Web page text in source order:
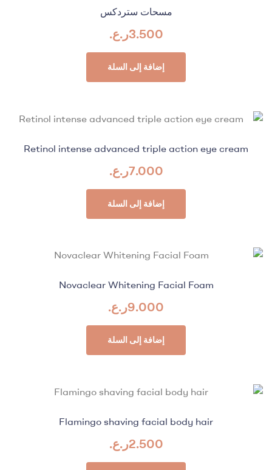
مسحات ستردكس
3.500ر.ع.
إضافة إلى السلة
Retinol intense advanced triple action eye cream
7.000ر.ع.
إضافة إلى السلة
Novaclear Whitening Facial Foam
9.000ر.ع.
إضافة إلى السلة
Flamingo shaving facial body hair
2.500ر.ع.